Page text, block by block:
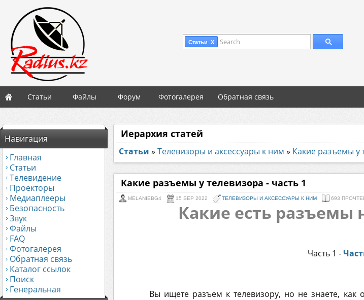
Статьи X Search
Статьи Файлы Форум Фотогалерея Обратная связь
Навигация
Главная
Статьи
Телевидение
Проекторы
Медиаплееры
Безопасность
Звук
Файлы
FAQ
Фотогалерея
Обратная связь
Каталог ссылок
Поиск
Генеральная
Иерархия статей
Статьи » Телевизоры и аксессуары к ним » Какие разъемы у
Какие разъемы у телевизора - часть 1
MELANIEBG4 15 SEP 2022 ТЕЛЕВИЗОРЫ И АКСЕССУАРЫ К НИМ 693
Какие есть разъемы
Часть 1 -
Вы ищете разъем к телевизору, но не знаете, как